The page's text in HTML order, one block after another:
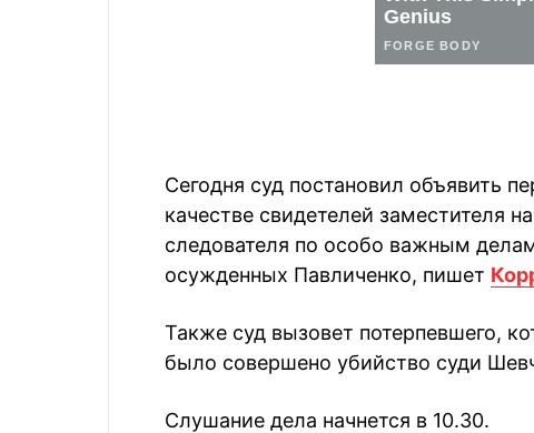
Сегодня суд постановил объявить
качестве свидетелей заместителя
следователя по особо важным
осужденных Павличенко, пишет
Также суд вызовет потерпевшего,
было совершено убийство суди
Слушание дела начнется в 10.30.